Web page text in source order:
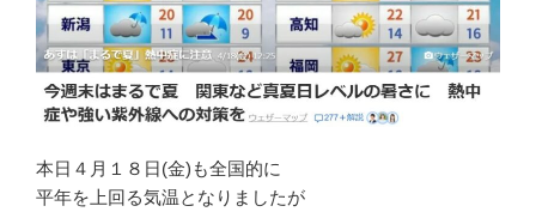
本日４月１８日(金)も全国的に
平年を上回る気温となりましたが